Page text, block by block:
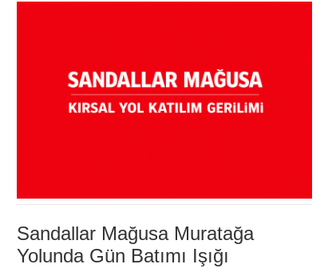
Sandallar Mağusa Muratağa
Yolunda Gün Batımı Işığı